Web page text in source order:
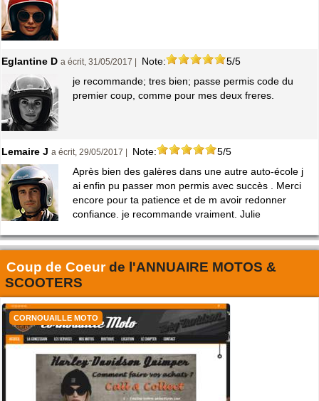
Eglantine D a écrit, 31/05/2017 | Note:
5/5
je recommande; tres bien; passe permis code du
premier coup, comme pour mes deux freres.
Lemaire J a écrit, 29/05/2017 | Note:
5/5
Après bien des galères dans une autre auto-école j
ai enfin pu passer mon permis avec succès . Merci
encore pour ta patience et de m avoir redonner
confiance. je recommande vraiment. Julie
Coup de Coeurde l'ANNUAIRE MOTOS &
SCOOTERS
CORNOUAILLE MOTO